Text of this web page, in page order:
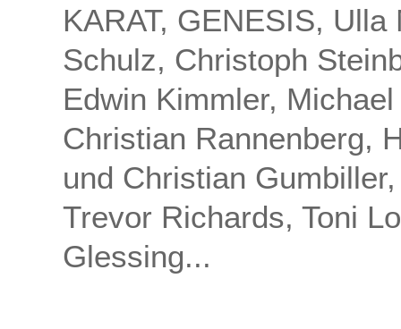
KARAT, GENESIS,
Schulz, Christoph
Edwin Kimmler,
Christian Rannenberg,
und Christian
Trevor Richards, Toni
Glessing...